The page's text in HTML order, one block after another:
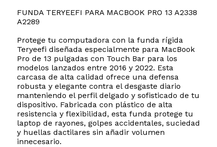
FUNDA TERYEEFI PARA MACBOOK PRO 13 A2338
A2289
Protege tu computadora con la funda rígida
Teryeefi diseñada especialmente para MacBook
Pro de 13 pulgadas con Touch Bar para los
modelos lanzados entre 2016 y 2022. Esta
carcasa de alta calidad ofrece una defensa
robusta y elegante contra el desgaste diario
manteniendo el perfil delgado y sofisticado de tu
dispositivo. Fabricada con plástico de alta
resistencia y flexibilidad, esta funda protege tu
laptop de rayones, golpes accidentales, suciedad
y huellas dactilares sin añadir volumen
innecesario.